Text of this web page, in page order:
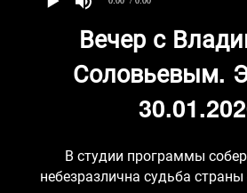
Вечер с
Соловьевым.
В студии программы
небезразлична судьба